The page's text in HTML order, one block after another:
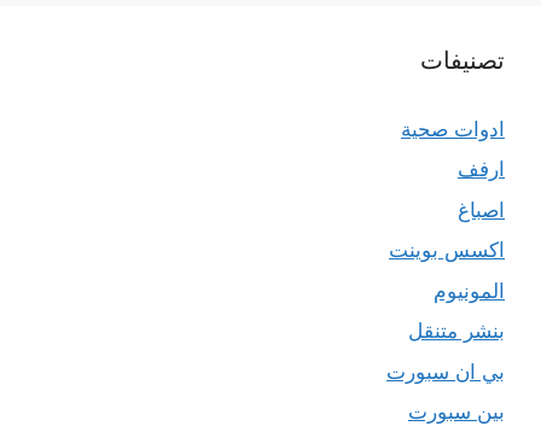
تصنيفات
ادوات صحية
ارفف
اصباغ
اكسس بوينت
المونيوم
بنشر متنقل
بي ان سبورت
بين سبورت